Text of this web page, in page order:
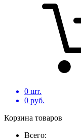
0 шт.
0 руб.
Корзина товаров
Всего: